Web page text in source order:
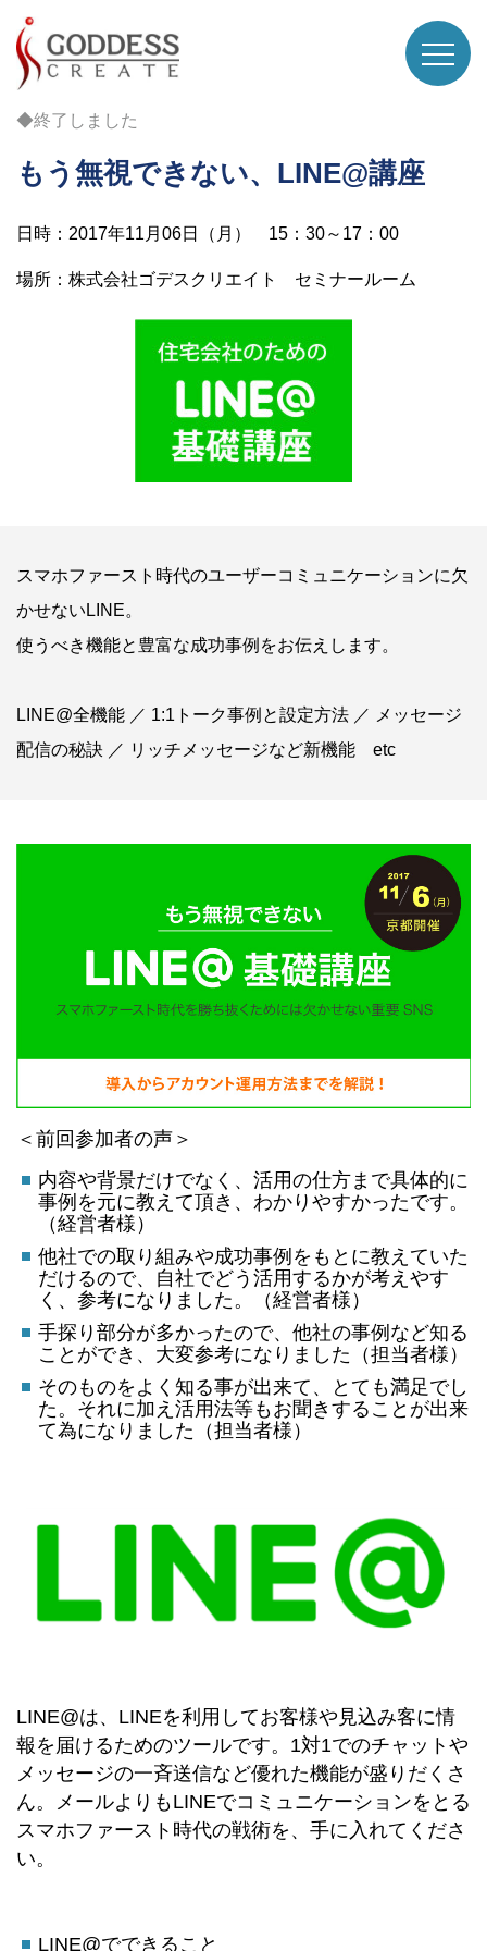
◆終了しました
もう無視できない、LINE@講座
日時：2017年11月06日（月） 15：30～17：00
場所：株式会社ゴデスクリエイト セミナールーム
スマホファースト時代のユーザーコミュニケーションに欠
かせないLINE。
使うべき機能と豊富な成功事例をお伝えします。
LINE@全機能 ／ 1:1トーク事例と設定方法 ／ メッセージ
配信の秘訣 ／ リッチメッセージなど新機能 etc
＜前回参加者の声＞
内容や背景だけでなく、活用の仕方まで具体的に
事例を元に教えて頂き、わかりやすかったです。
（経営者様）
他社での取り組みや成功事例をもとに教えていた
だけるので、自社でどう活用するかが考えやす
く、参考になりました。（経営者様）
手探り部分が多かったので、他社の事例など知る
ことができ、大変参考になりました（担当者様）
そのものをよく知る事が出来て、とても満足でし
た。それに加え活用法等もお聞きすることが出来
て為になりました（担当者様）
LINE@は、LINEを利用してお客様や見込み客に情
報を届けるためのツールです。1対1でのチャットや
メッセージの一斉送信など優れた機能が盛りだくさ
ん。メールよりもLINEでコミュニケーションをとる
スマホファースト時代の戦術を、手に入れてくださ
い。
LINE@でできること